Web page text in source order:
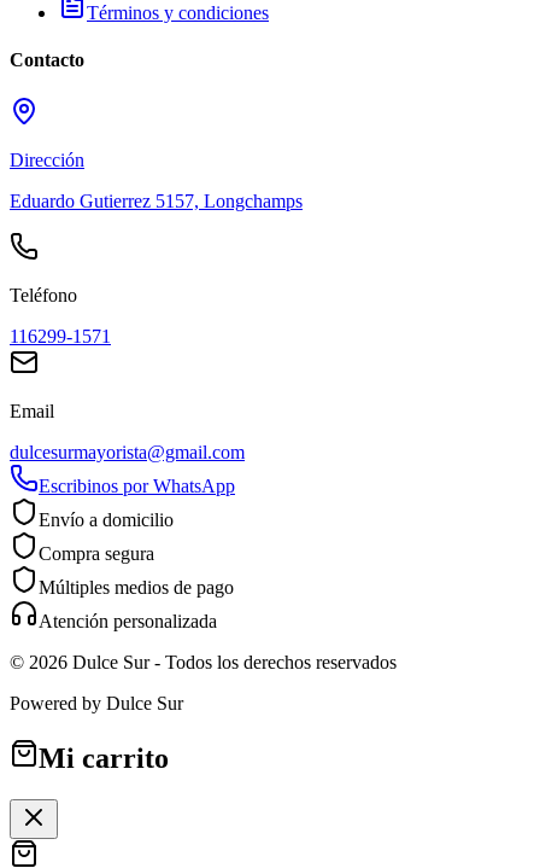
Términos y condiciones
Contacto
Dirección
Eduardo Gutierrez 5157, Longchamps
Teléfono
116299-1571
Email
dulcesurmayorista@gmail.com
Escribinos por WhatsApp
Envío a domicilio
Compra segura
Múltiples medios de pago
Atención personalizada
© 2026 Dulce Sur- Todos los derechos reservados
Powered by Dulce Sur
Mi carrito